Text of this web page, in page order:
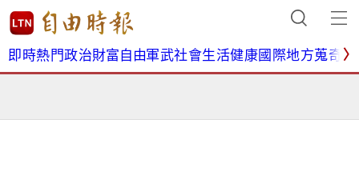
〉
即時熱門政治財富自由軍武社會生活健康國際地方蒐奇